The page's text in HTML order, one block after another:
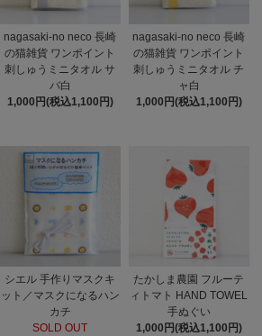
nagasaki-no neco 長崎
の猫雑貨 ワンポイント
刺しゅうミニタオル サ
バ白
1,000円(税込1,100円)
nagasaki-no neco 長崎
の猫雑貨 ワンポイント
刺しゅうミニタオル チ
ャ白
1,000円(税込1,100円)
シエル 手作りマスクキ
ット／マスクになるハン
カチ
SOLD OUT
たかしま農園 フルーテ
ィトマト HAND TOWEL
手ぬぐい
1,000円(税込1,100円)